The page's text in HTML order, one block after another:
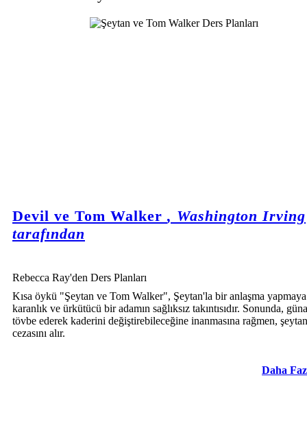
Devil ve Tom Walker , Washington Irving
tarafından
Rebecca Ray'den Ders Planları
Kısa öykü "Şeytan ve Tom Walker", Şeytan'la bir anlaşma
karanlık ve ürkütücü bir adamın sağlıksız takıntısıdır. Sonunda,
tövbe ederek kaderini değiştirebileceğine inanmasına rağmen, şeytan
cezasını alır.
Daha